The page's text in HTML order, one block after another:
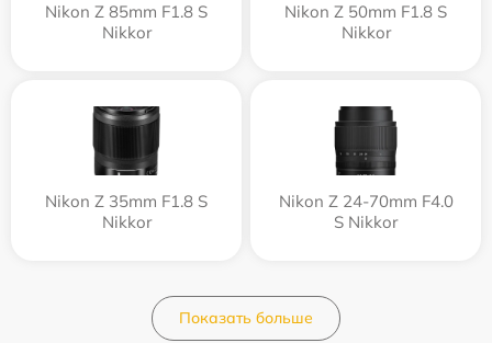
Nikon Z 85mm F1.8 S
Nikkor
Nikon Z 50mm F1.8 S
Nikkor
Nikon Z 35mm F1.8 S
Nikkor
Nikon Z 24-70mm F4.0
S Nikkor
Показать больше